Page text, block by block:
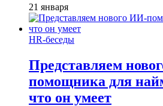
21 января
HR-беседы
Представляем
помощника для
что он умеет